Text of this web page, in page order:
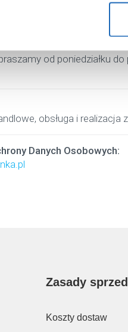
od poniedziałku do
obsługa i realizacja
Danych Osobowych:
Zasady
Koszty dostaw